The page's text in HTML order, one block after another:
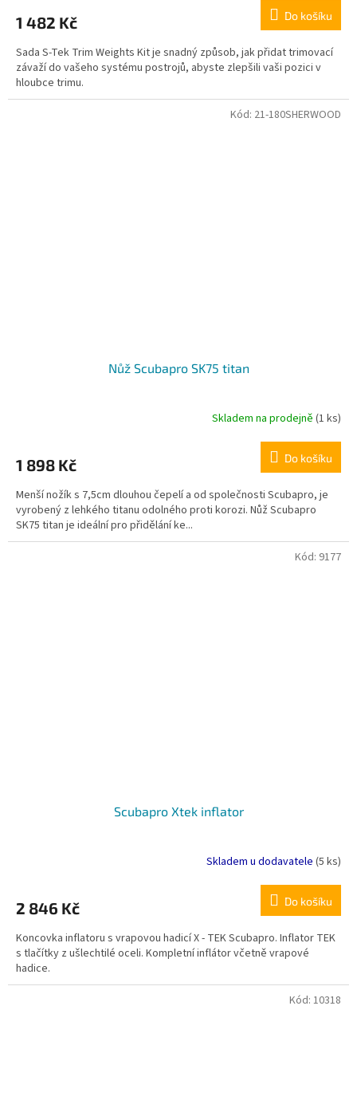
1 482 Kč Do košíku
Sada S-Tek Trim Weights Kit je snadný způsob, jak přidat trimovací
závaží do vašeho systému postrojů, abyste zlepšili vaši pozici v
hloubce trimu.
Nůž Scubapro SK75 titan
Skladem na prodejně (1 ks)
1 898 Kč Do košíku
Menší nožík s 7,5cm dlouhou čepelí a od společnosti Scubapro, je
vyrobený z lehkého titanu odolného proti korozi. Nůž Scubapro
SK75 titan je ideální pro přidělání ke...
Kód: 21-180SHERWOOD
Scubapro Xtek inflator
Skladem u dodavatele (5 ks)
2 846 Kč Do košíku
Koncovka inflatoru s vrapovou hadicí X - TEK Scubapro. Inflator TEK
s tlačítky z ušlechtilé oceli. Kompletní inflátor včetně vrapové
hadice.
Kód: 9177
Kód: 10318